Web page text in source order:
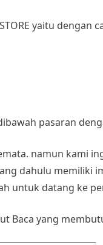
yaitu dengan
pasaran
namun kami
dahulu memiliki
untuk datang ke
Baca yang